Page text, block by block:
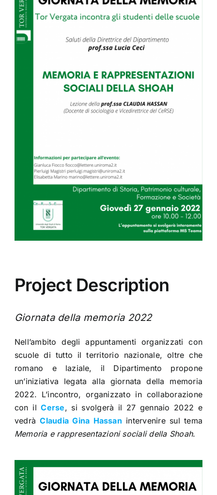
Image
Project Description
Giornata della memoria 2022
Nell’ambito degli appuntamenti organizzati con
scuole di tutto il territorio nazionale, oltre che
romano e laziale, il Dipartimento propone
un’iniziativa legata alla giornata della memoria
2022. L’incontro, organizzato in collaborazione
con ilCerse, si svolgerà il 27 gennaio 2022 e
vedràClaudia Gina Hassan intervenire sul tema
Memoria e rappresentazioni sociali della Shoah.